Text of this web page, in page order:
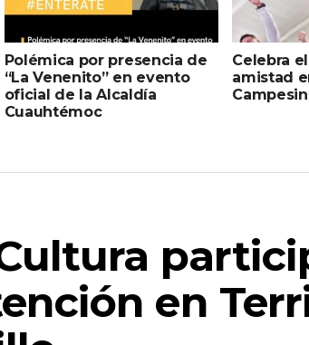
Polémica por presencia de
“La Venenito” en evento
oficial de la Alcaldía
Cuauhtémoc
Celebra
amistad
en